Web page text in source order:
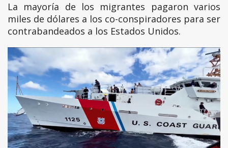
La mayoría de los migrantes pagaron varios
miles de dólares a los co-conspiradores para ser
contrabandeados a los Estados Unidos.